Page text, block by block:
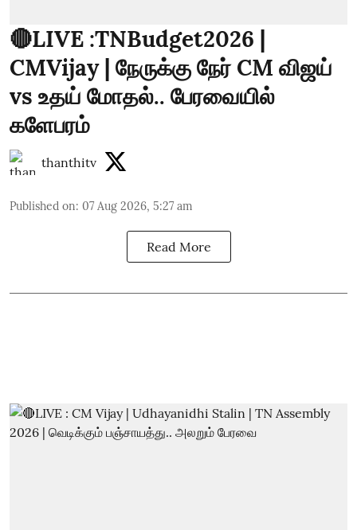
🔴LIVE :TNBudget2026 |
CMVijay | நேருக்கு நேர் CM விஜய்
vs உதய் மோதல்.. பேரவையில்
களேபரம்
thanthitv
Published on: 07 Aug 2026, 5:27 am
Read More